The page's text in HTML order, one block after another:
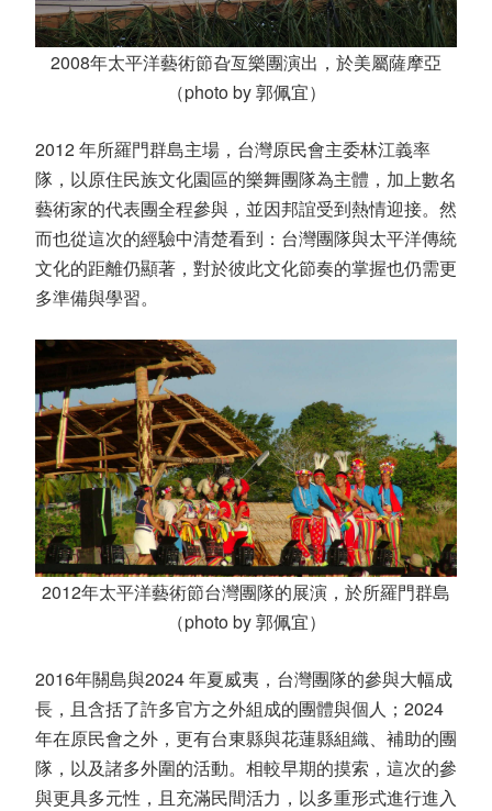
2008年太平洋藝術節旮亙樂團演出 ，於美屬薩摩亞
（photo by 郭佩宜）
2012年所羅門群島主場，台灣原民會主委林江義率
隊，以原住民族文化園區的樂舞團隊為主體，加上數名
藝術家的代表團全程參與，並因邦誼受到熱情迎接。然
而也從這次的經驗中清楚看到：台灣團隊與太平洋傳統
文化的距離仍顯著，對於彼此文化節奏的掌握也仍需更
多準備與學習。
2012年太平洋藝術節台灣團隊的展演，於所羅門群島
（photo by 郭佩宜）
2016年關島與2024年夏威夷，台灣團隊的參與大幅成
長，且含括了許多官方之外組成的團體與個人； 2024
年在原民會之外，更有台東縣與花蓮縣組織、補助的團
隊，以及諸多外圍的活動。相較早期的摸索，這次的參
與更具多元性，且充滿民間活力，以多重形式進行進入